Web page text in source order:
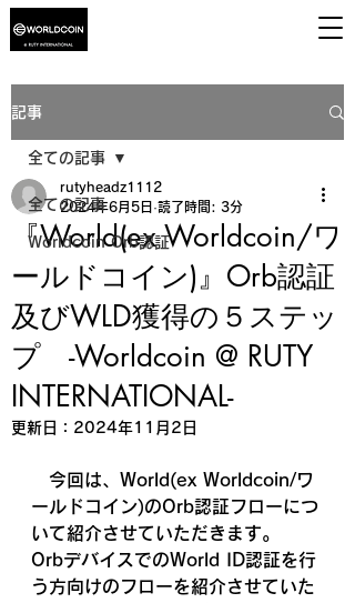
記事
全ての記事
Worldcoin Orb認証
全ての記事
『World(ex Worldcoin/ワ
ールドコイン)』Orb認証
及びWLD獲得の５ステッ
プ -Worldcoin @ RUTY
INTERNATIONAL-
rutyheadz1112
2024年6月5日 読了時間: 3分
更新日： 2024年11月2日
今回は、 World(ex Worldcoin/ワ
ールドコイン)のOrb認証フローにつ
いて紹介させていただきます。
OrbデバイスでのWorld ID認証を行
う方向けのフローを紹介させていた